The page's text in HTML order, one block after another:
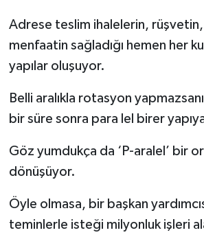
Adrese teslim ihalelerin, rüşvetin,
menfaatin sağladığı hemen her
yapılar oluşuyor.
Belli aralıkla rotasyon
bir süre sonra para lel birer
Göz yumdukça da ‘P-aralel’ bir
dönüşüyor.
Öyle olmasa, bir başkan
teminlerle isteği milyonluk işleri